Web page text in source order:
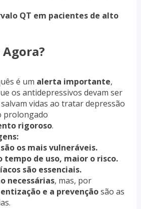
QT em pacientes de alto
Agora?
é um alerta importante,
os antidepressivos devam ser
vidas ao tratar depressão
prolongado
rigoroso.
os mais vulneráveis.
tempo de uso, maior o risco.
são essenciais.
necessárias, mas, por
e a prevençãosão as